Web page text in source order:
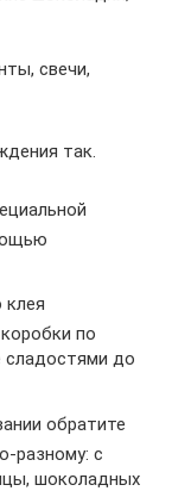
свечи,
так.
по
сладостями до
обратите
разному: с
шоколадных